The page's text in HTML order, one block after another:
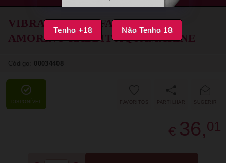
Tenho +18 Não Tenho 18
VIBRADOR FUN FACTORY -
AMORINO RABBIT AQUAMARINE
Código: 00034408
DISPONÍVEL SUGERIR
FAVORITOS
€ 36,01